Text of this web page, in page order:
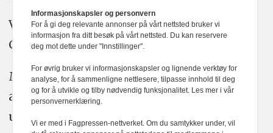
Vi bruker KI-verktøy som ChatGPT,
Claude, og Gemini i journalistikken vår.
Medier24s redaksjon har alltid det fulle
ansvar for publisert innhold, med eller
uten bruk av kunstig intelligens.
Informasjonskapsler og personvern
For å gi deg relevante annonser på vårt nettsted bruker vi
informasjon fra ditt besøk på vårt nettsted. Du kan reservere
deg mot dette under "Innstillinger".
For øvrig bruker vi informasjonskapsler og lignende verktøy for
analyse, for å sammenligne nettlesere, tilpasse innhold til deg
og for å utvikle og tilby nødvendig funksjonalitet. Les mer i vår
personvernerklæring.
Vi er med i Fagpressen-nettverket. Om du samtykker under, vil